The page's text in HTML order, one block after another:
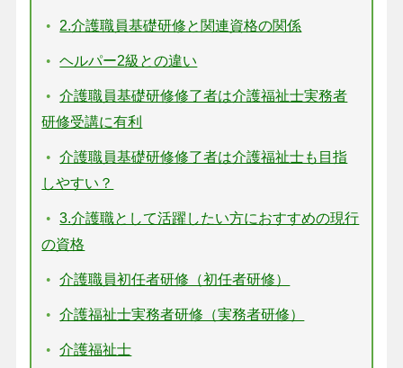
2.介護職員基礎研修と関連資格の関係
ヘルパー2級との違い
介護職員基礎研修修了者は介護福祉士実務者
研修受講に有利
介護職員基礎研修修了者は介護福祉士も目指
しやすい？
3.介護職として活躍したい方におすすめの現行
の資格
介護職員初任者研修（初任者研修）
介護福祉士実務者研修（実務者研修）
介護福祉士